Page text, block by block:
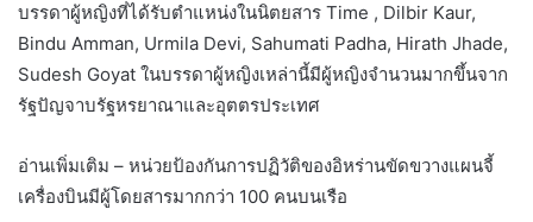
บรรดาผู้หญิงที่ได้รับตำแหน่งในนิตยสาร Time , Dilbir Kaur,
Bindu Amman, Urmila Devi, Sahumati Padha, Hirath Jhade,
Sudesh Goyat ในบรรดาผู้หญิงเหล่านี้มีผู้หญิงจำนวนมากขึ้นจาก
รัฐปัญจาบรัฐหรยาณาและอุตตรประเทศ
อ่านเพิ่มเติม – หน่วยป้องกันการปฏิวัติของอิหร่านขัดขวางแผนจี้
เครื่องบินมีผู้โดยสารมากกว่า 100 คนบนเรือ